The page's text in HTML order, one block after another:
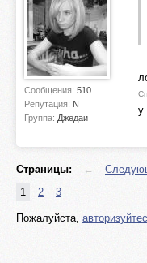
Сообщения: 510
Репутация: N
Группа: Джедаи
у
Страницы: ←
1
2 3
Пожалуйста,